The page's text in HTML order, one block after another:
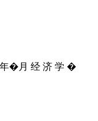
月 经 济 学 �